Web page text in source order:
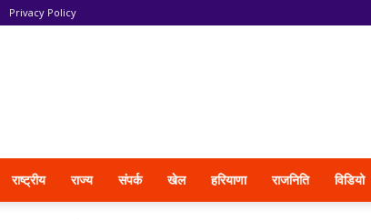
Privacy Policy
राष्ट्रीय राज्य संपर्क खेल हरियाणा राजनिति विडियो